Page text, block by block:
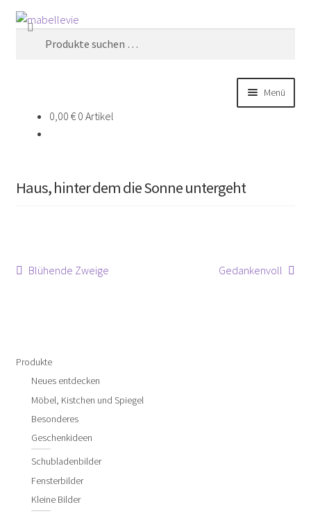
Zur
Zum
Suchen
Menü
Shop besuchen
Kontakt
0,00 € 0 Artikel
Haus, hinter dem die Sonne untergeht
Beitragsnavigation
Vorheriger
Blühende Zweige
Nächster
Gedankenvoll
Produkte
Neues entdecken
Möbel, Kistchen und Spiegel
Besonderes
Geschenkideen
Schubladenbilder
Fensterbilder
Kleine Bilder